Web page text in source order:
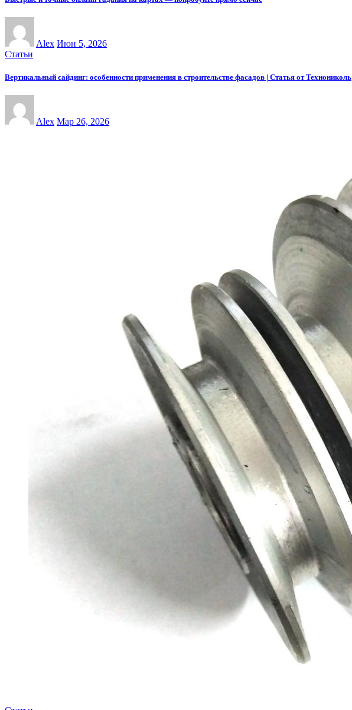
Alex Июн 5, 2026
Статьи
Вертикальный сайдинг: особенности применения в строительстве фасадов | Статья от Технониколь
Alex Мар 26, 2026